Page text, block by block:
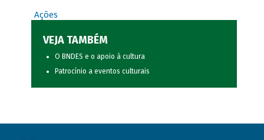
Ações
VEJA TAMBÉM
O BNDES e o apoio à cultura
Patrocínio a eventos culturais